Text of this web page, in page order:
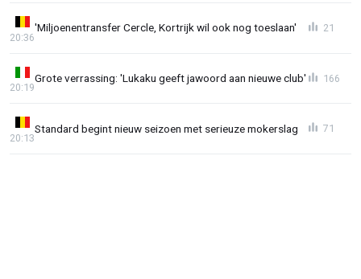
'Miljoenentransfer Cercle, Kortrijk wil ook nog toeslaan'
20:36
21
Grote verrassing: 'Lukaku geeft jawoord aan nieuwe club'
20:19
166
Standard begint nieuw seizoen met serieuze mokerslag
20:13
71